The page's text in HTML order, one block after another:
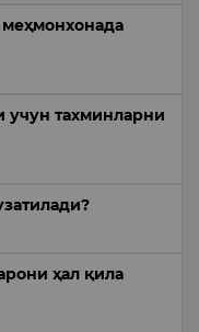
тахминларни
ҳал қила